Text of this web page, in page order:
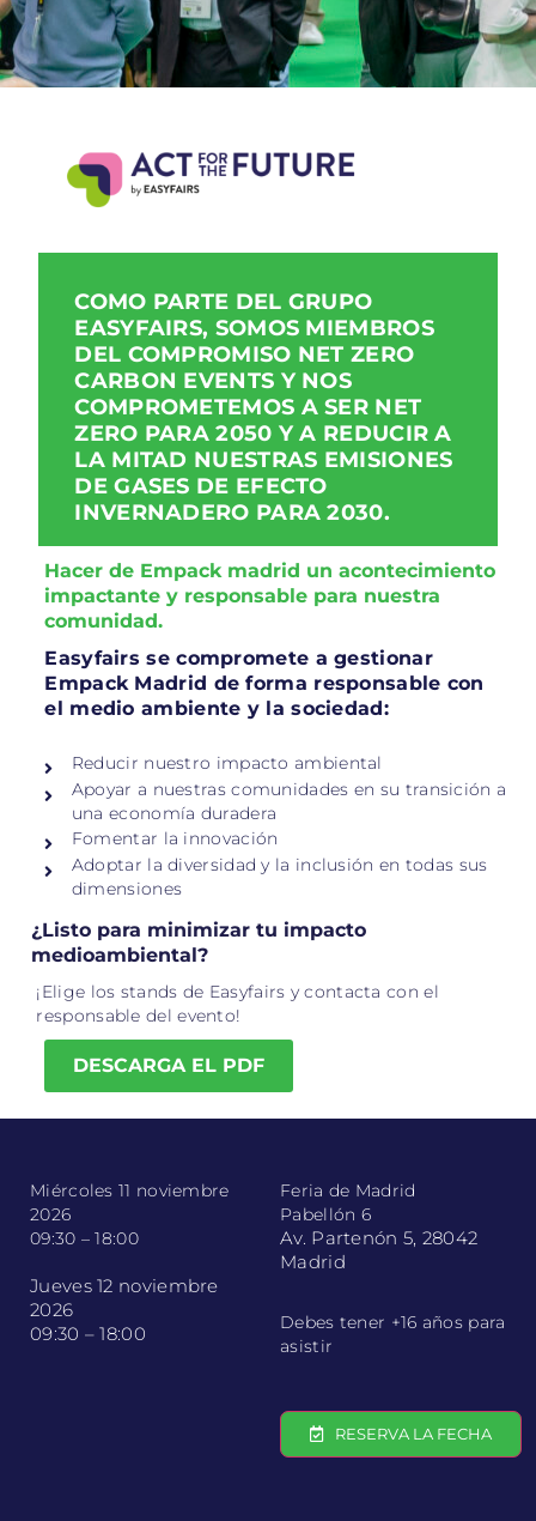
COMO PARTE DEL GRUPO
EASYFAIRS, SOMOS MIEMBROS
DEL COMPROMISO NET ZERO
CARBON EVENTS Y NOS
COMPROMETEMOS A SER NET
ZERO PARA 2050 Y A REDUCIR A
LA MITAD NUESTRAS EMISIONES
DE GASES DE EFECTO
INVERNADERO PARA 2030.
Hacer de Empack madrid un acontecimiento
impactante y responsable para nuestra
comunidad.
Easyfairs se compromete a gestionar
Empack Madrid de forma responsable con
el medio ambiente y la sociedad:
Reducir nuestro impacto ambiental
Apoyar a nuestras comunidades en su transición a
una economía duradera
Fomentar la innovación
Adoptar la diversidad y la inclusión en todas sus
dimensiones
¿Listo para minimizar tu impacto
medioambiental?
¡Elige los stands de Easyfairs y contacta con el
responsable del evento!
DESCARGA EL PDF
Miércoles 11 noviembre
2026
09:30 – 18:00
Jueves 12 noviembre
2026
09:30 – 18:00
Feria de Madrid
Pabellón 6
Av. Partenón 5, 28042
Madrid
Debes tener +16 años para
asistir
RESERVA LA FECHA